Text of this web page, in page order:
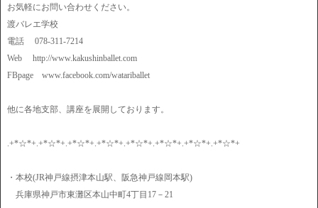
お気軽にお問い合わせください。
渡バレエ学校
電話 078-311-7214
Web http://www.kakushinballet.com
FBpage www.facebook.com/watariballet
他に各地支部、講座を展開しております。
.+*☆*+.+*☆*+.+*☆*+.+*☆*+.+*☆*+.+*☆*+.+*☆*+.+*☆*+
・本校(JR神戸線摂津本山駅、阪急神戸線岡本駅)
兵庫県神戸市東灘区本山中町4丁目17－21